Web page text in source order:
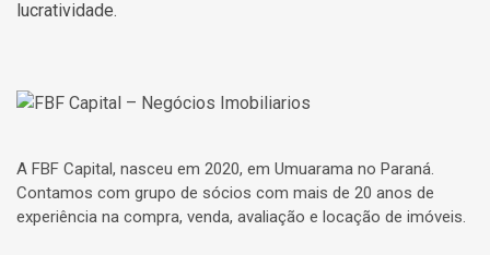
A FBF Capital, nasceu em 2020, em Umuarama no Paraná.
Contamos com grupo de sócios com mais de 20 anos de
experiência na compra, venda, avaliação e locação de imóveis.